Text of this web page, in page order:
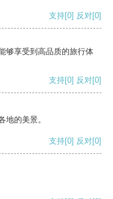
支持[0] 反对[0]
够享受到高品质的旅行体
支持[0] 反对[0]
地的美景。
支持[0] 反对[0]